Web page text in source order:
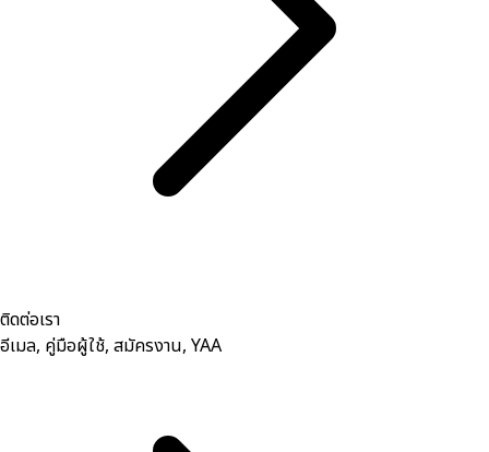
ติดต่อเรา
อีเมล, คู่มือผู้ใช้, สมัครงาน, YAA